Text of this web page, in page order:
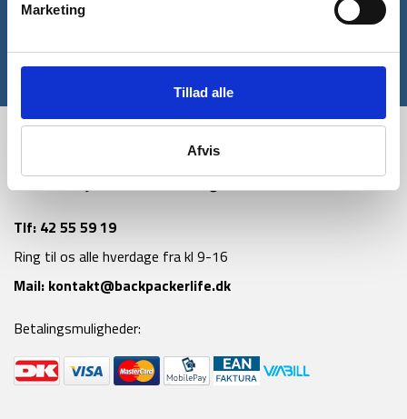
Marketing
Tillad alle
Afvis
Tlf: 42 55 59 19
Ring til os alle hverdage fra kl 9-16
Mail: kontakt@backpackerlife.dk
Betalingsmuligheder: